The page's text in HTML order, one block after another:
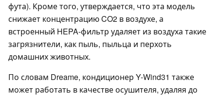
фута). Кроме того, утверждается, что эта модель
снижает концентрацию CO2 в воздухе, а
встроенный HEPA-фильтр удаляет из воздуха такие
загрязнители, как пыль, пыльца и перхоть
домашних животных.
По словам Dreame, кондиционер Y-Wind31 также
может работать в качестве осушителя, удаляя до